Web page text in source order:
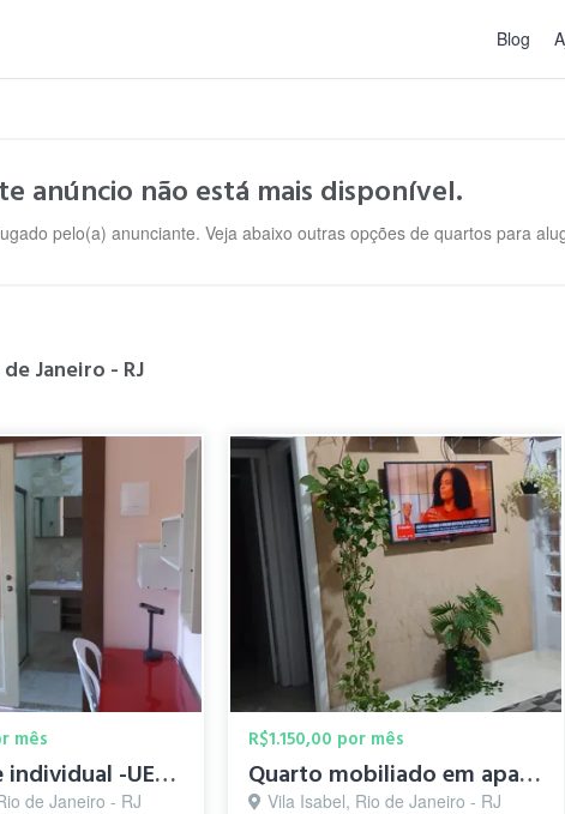
Blog
anúncio não está mais disponível.
pelo(a) anunciante. Veja abaixo outras opções de quartos para
Janeiro - RJ
mês
Linda suite individual -UERJ / HUPE / H. Jesus
de Janeiro - RJ
R$1.150,00 por mês
Quarto mobiliado em apartamento no Grajaú!
Vila Isabel, Rio de Janeiro - RJ